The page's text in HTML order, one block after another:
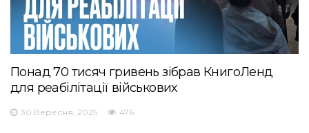
Понад 70 тисяч гривень зібрав КнигоЛенд
для реабілітації військових
30 Вересня, 2025 476